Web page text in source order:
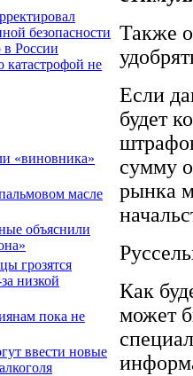
безопасности
России
не
«виновника»
масле
объяснили
грозятся
низкой
пока не
ввести новые
Также
Если
будет
сумму
рынка
Как
может